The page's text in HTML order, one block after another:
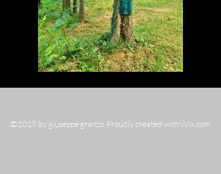
©2019 by giuseppe granzo. Proudly created with Wix.com